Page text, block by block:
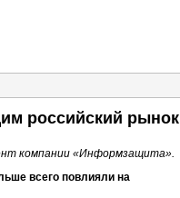
российский рынок
компании «Информзащита».
всего повлияли на